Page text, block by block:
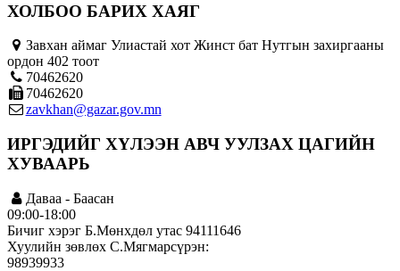
ХОЛБОО БАРИХ ХАЯГ
Завхан аймаг Улиастай хот Жинст бат Нутгын захиргааны
ордон 402 тоот
70462620
70462620
zavkhan@gazar.gov.mn
ИРГЭДИЙГ ХҮЛЭЭН АВЧ УУЛЗАХ ЦАГИЙН
ХУВААРЬ
Даваа - Баасан
09:00-18:00
Бичиг хэрэг Б.Мөнхдөл утас 94111646
Хуулийн зөвлөх С.Мягмарсүрэн:
98939933